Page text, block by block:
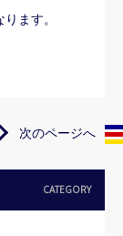
ます。
次のページへ
CATEGORY